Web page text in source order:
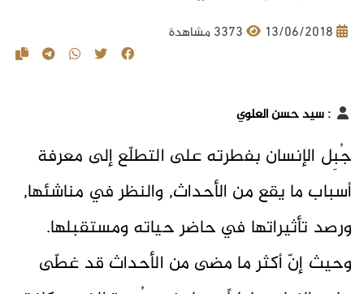
13/06/2018 3373 مشاهدة
:سيد حسن العلوي
جُبِل الإنسان بفطرته على التطلّع إلى معرفة
أسباب ما يقع من الأحداث, والنظر في مناشئها,
ورصد تأثيراتها في حاضر حياته ومستقبلها.
وحيث إنّ أكثر ما مضى من الأحداث قد غطّى